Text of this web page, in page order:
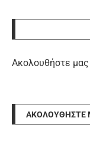
Ακολουθήστε μας
ΑΚΟΛΟΥΘΉΣΤΕ